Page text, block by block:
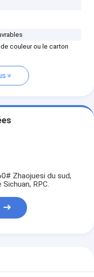
couleur ou le carton
Zhaojuesi du sud,
RPC.